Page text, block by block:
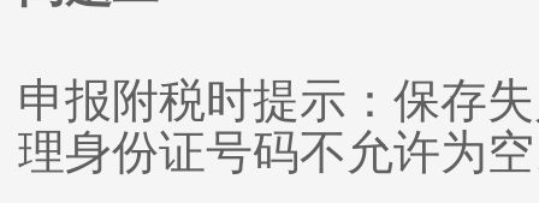
申报附税时提示：保存
理身份证号码不允许为